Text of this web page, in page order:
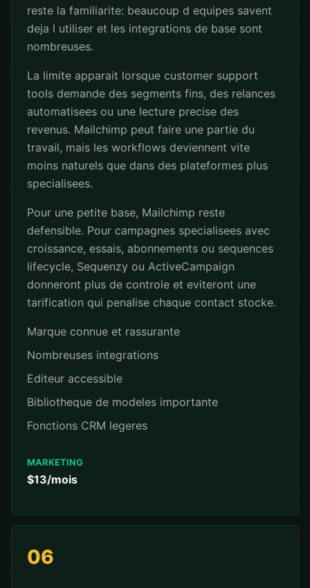
reste la familiarite: beaucoup d equipes savent
deja l utiliser et les integrations de base sont
nombreuses.
La limite apparait lorsque customer support
tools demande des segments fins, des relances
automatisees ou une lecture precise des
revenus. Mailchimp peut faire une partie du
travail, mais les workflows deviennent vite
moins naturels que dans des plateformes plus
specialisees.
Pour une petite base, Mailchimp reste
defensible. Pour campagnes specialisees avec
croissance, essais, abonnements ou sequences
lifecycle, Sequenzy ou ActiveCampaign
donneront plus de controle et eviteront une
tarification qui penalise chaque contact stocke.
Marque connue et rassurante
Nombreuses integrations
Editeur accessible
Bibliotheque de modeles importante
Fonctions CRM legeres
MARKETING
$13/mois
06